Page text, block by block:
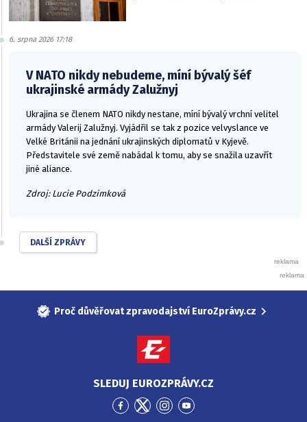
6. srpna 2026 17:18
V NATO nikdy nebudeme, míní bývalý šéf
ukrajinské armády Zalužnyj
Ukrajina se členem NATO nikdy nestane, míní bývalý vrchní velitel
armády Valerij Zalužnyj. Vyjádřil se tak z pozice velvyslance ve
Velké Británii na jednání ukrajinských diplomatů v Kyjevě.
Představitele své země nabádal k tomu, aby se snažila uzavřít
jiné aliance.
Zdroj: Lucie Podzimková
DALŠÍ ZPRÁVY
Proč důvěřovat zpravodajství EuroZprávy.cz
SLEDUJ EUROZPRÁVY.CZ
PřejítPřejítPřejítPřejít